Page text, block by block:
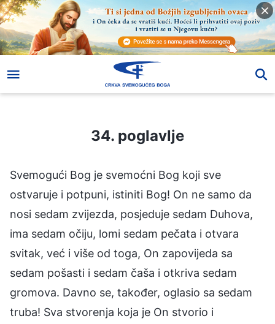
34. poglavlje
Svemogući Bog je svemoćni Bog koji sve
ostvaruje i potpuni, istiniti Bog! On ne samo da
nosi sedam zvijezda, posjeduje sedam Duhova,
ima sedam očiju, lomi sedam pečata i otvara
svitak, već i više od toga, On zapovijeda sa
sedam pošasti i sedam čaša i otkriva sedam
gromova. Davno se, također, oglasio sa sedam
truba! Sva stvorenja koja je On stvorio i